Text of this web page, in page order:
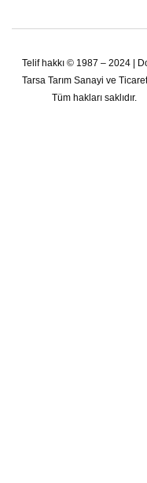
Telif hakkı © 1987 – 2024 |
Tarsa Tarım Sanayi ve Ticaret
Tüm hakları saklıdır.